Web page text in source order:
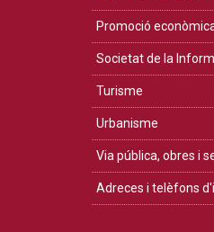
Promoció
Societat de la
Turisme
Urbanisme
Via pública, obres i
Adreces i telèfons